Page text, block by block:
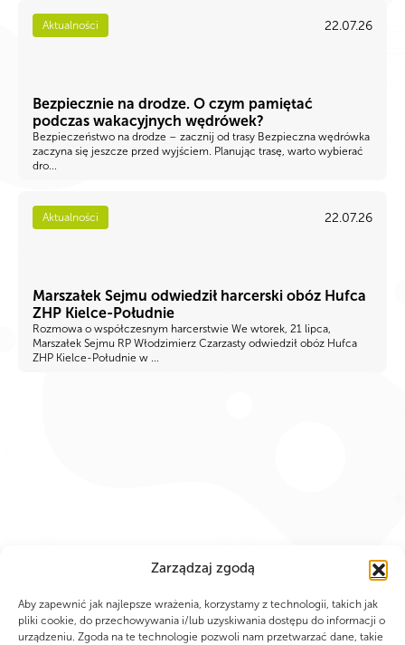
Zarządzaj zgodą
Aby zapewnić jak najlepsze wrażenia, korzystamy z technologii, takich jak
pliki cookie, do przechowywania i/lub uzyskiwania dostępu do informacji o
urządzeniu. Zgoda na te technologie pozwoli nam przetwarzać dane, takie
Aktualności 22.07.26
Bezpiecznie na drodze. O czym pamiętać
podczas wakacyjnych wędrówek?
Bezpieczeństwo na drodze – zacznij od trasy Bezpieczna wędrówka
zaczyna się jeszcze przed wyjściem. Planując trasę, warto wybierać
dro...
Aktualności 22.07.26
Marszałek Sejmu odwiedził harcerski obóz Hufca
ZHP Kielce-Południe
Rozmowa o współczesnym harcerstwie We wtorek, 21 lipca,
Marszałek Sejmu RP Włodzimierz Czarzasty odwiedził obóz Hufca
ZHP Kielce-Południe w ...